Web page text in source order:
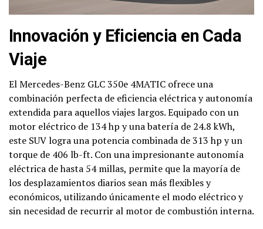
Innovación y Eficiencia en Cada
Viaje
El Mercedes-Benz GLC 350e 4MATIC ofrece una
combinación perfecta de eficiencia eléctrica y autonomía
extendida para aquellos viajes largos. Equipado con un
motor eléctrico de 134 hp y una batería de 24.8 kWh,
este SUV logra una potencia combinada de 313 hp y un
torque de 406 lb-ft. Con una impresionante autonomía
eléctrica de hasta 54 millas, permite que la mayoría de
los desplazamientos diarios sean más flexibles y
económicos, utilizando únicamente el modo eléctrico y
sin necesidad de recurrir al motor de combustión interna.